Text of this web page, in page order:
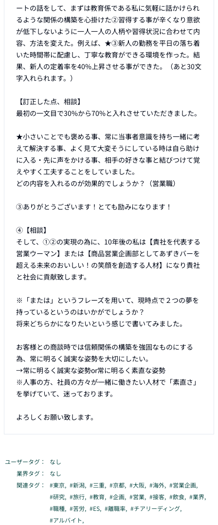
ートの話をして、まずは教育係である私に気軽に話かけられ
るような関係の構築を心掛けた②習得する事が辛くなり意欲
が低下しないように一人一人の人柄や習得状況に合わせて内
容、方法を変えた。例えば、★③新人の勤務を平日の落ち着
いた時間帯に配慮し、丁寧な教育ができる環境を作った。結
果、新人の定着率を40%上昇させる事ができた。（あと30文
字入れられます。）
【訂正した点、相談】
最初の一文目で30%から70%と入れさせていただきました。
★小さいことでも褒める事、常に当事者意識を持ち一緒に考
えて解決する事、よく見て大変そうにしている時は自ら助け
に入る・先に声をかける事、相手の好きな事と結びつけて覚
えやすく工夫することをしていました。
どの内容を入れるのが効果的でしょうか？（営業職）
③ありがとうございます！とても励みになります！
④【相談】
そして、①②の実現の為に、10年後の私は【貴社を代表する
営業ウーマン】または【商品営業企画部としてあずきバーを
超える未来のおいしい！の笑顔を創造する人材】になり貴社
と社会に貢献致します。
※「または」というフレーズを用いて、現時点で２つの夢を
持っているというのはいかがでしょうか？
将来どちらかになりたいという感じで書いてみました。
お客様との商談時では信頼関係の構築を強固なものにする
為、常に明るく誠実な姿勢を大切にしたい。
→常に明るく誠実な姿勢or常に明るく素直な姿勢
※人事の方、社員の方々が一緒に働きたい人材で「素直さ」
を挙げていて、迷っております。
ユーザータグ：
なし
業界タグ：
なし
関連タグ：
#東京, #新潟, #三重, #京都, #大阪, #海外, #営業企画,
#研究, #旅行, #教育, #企画, #営業, #接客, #飲食, #業界,
#職種, #苦労, #ES, #離職率, #チアリーディング,
#アルバイト,